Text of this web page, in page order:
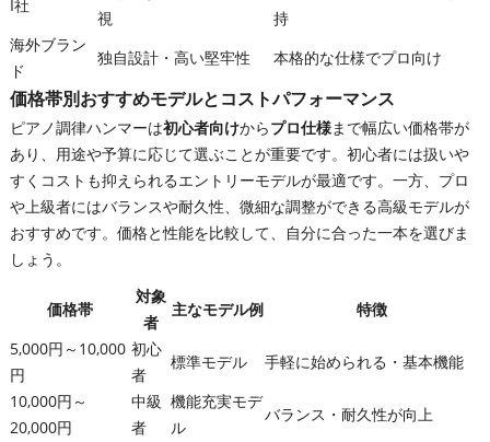
I社
視
持
海外ブラン
ド
独自設計・高い堅牢性 本格的な仕様でプロ向け
価格帯別おすすめモデルとコストパフォーマンス
ピアノ調律ハンマーは初心者向けからプロ仕様まで幅広い価格帯が
あり、用途や予算に応じて選ぶことが重要です。初心者には扱いや
すくコストも抑えられるエントリーモデルが最適です。一方、プロ
や上級者にはバランスや耐久性、微細な調整ができる高級モデルが
おすすめです。価格と性能を比較して、自分に合った一本を選びま
しょう。
価格帯
対象
者
主なモデル例
特徴
5,000円～10,000
円
初心
者
標準モデル
手軽に始められる・基本機能
10,000円～
20,000円
中級
者
機能充実モデ
ル
バランス・耐久性が向上